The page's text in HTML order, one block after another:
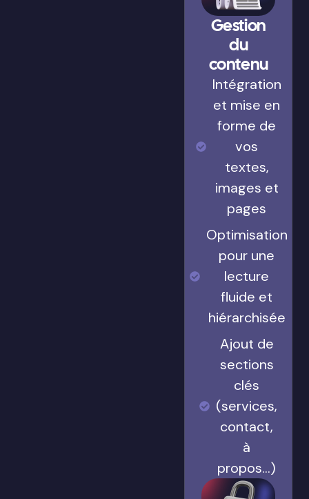
Gestion
du
contenu
Intégration
et mise en
forme de
vos
textes,
images et
pages
Optimisation
pour une
lecture
fluide et
hiérarchisée
Ajout de
sections
clés
(services,
contact,
à
propos…)